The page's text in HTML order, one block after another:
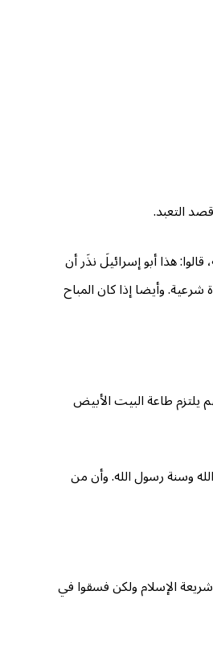
التعبد.
هذا أبو إسرائيلَ نذَر أن
شرعية. وأيضا إذا كان المباح
يلتزم طاعة البيت الأبيض
وسنة رسول الله. وأن من
الإسلام ولكن فسقوا في